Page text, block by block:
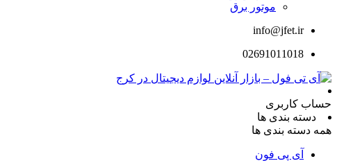
موتور برق
info@jfet.ir
02691011018
حساب کاربری
دسته بندی ها
همه دسته بندی ها
آی پی فون